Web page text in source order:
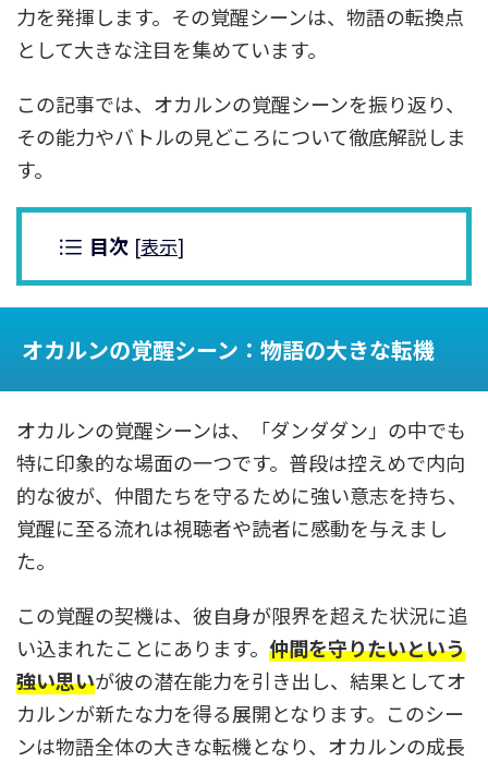
力を発揮します。その覚醒シーンは、物語の転換点
として大きな注目を集めています。
この記事では、オカルンの覚醒シーンを振り返り、
その能力やバトルの見どころについて徹底解説しま
す。
目次 [表示]
オカルンの覚醒シーン：物語の大きな転機
オカルンの覚醒シーンは、「ダンダダン」の中でも
特に印象的な場面の一つです。普段は控えめで内向
的な彼が、仲間たちを守るために強い意志を持ち、
覚醒に至る流れは視聴者や読者に感動を与えまし
た。
この覚醒の契機は、彼自身が限界を超えた状況に追
い込まれたことにあります。 仲間を守りたいという
強い思いが彼の潜在能力を引き出し、結果としてオ
カルンが新たな力を得る展開となります。このシー
ンは物語全体の大きな転機となり、オカルンの成長